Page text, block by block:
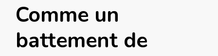
Comme un
battement de